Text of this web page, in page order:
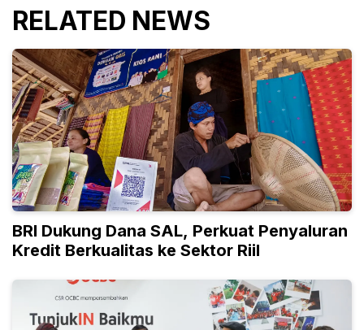
RELATED NEWS
BRI Dukung Dana SAL, Perkuat Penyaluran
Kredit Berkualitas ke Sektor Riil